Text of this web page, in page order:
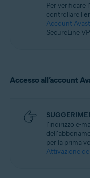
Per verificare
controllare l'
Account Avast
SecureLine
Accesso all’account
l'indirizzo e-
per la prima
Attivazione